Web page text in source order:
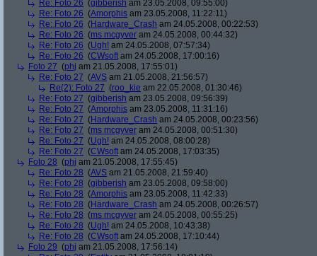
Re: Foto 26 (gibberish am 23.05.2008, 09:55:00)
Re: Foto 26 (Amorphis am 23.05.2008, 11:22:11)
Re: Foto 26 (Hardware_Crash am 24.05.2008, 00:22:53)
Re: Foto 26 (ms mcgyver am 24.05.2008, 00:44:32)
Re: Foto 26 (Ugh! am 24.05.2008, 07:57:34)
Re: Foto 26 (CWsoft am 24.05.2008, 17:00:16)
Foto 27 (phj am 21.05.2008, 17:55:01)
Re: Foto 27 (AVS am 21.05.2008, 21:56:57)
Re(2): Foto 27 (roo_kie am 22.05.2008, 01:30:46)
Re: Foto 27 (gibberish am 23.05.2008, 09:56:39)
Re: Foto 27 (Amorphis am 23.05.2008, 11:31:16)
Re: Foto 27 (Hardware_Crash am 24.05.2008, 00:23:56)
Re: Foto 27 (ms mcgyver am 24.05.2008, 00:51:30)
Re: Foto 27 (Ugh! am 24.05.2008, 08:00:28)
Re: Foto 27 (CWsoft am 24.05.2008, 17:03:35)
Foto 28 (phj am 21.05.2008, 17:55:45)
Re: Foto 28 (AVS am 21.05.2008, 21:59:40)
Re: Foto 28 (gibberish am 23.05.2008, 09:58:00)
Re: Foto 28 (Amorphis am 23.05.2008, 11:42:33)
Re: Foto 28 (Hardware_Crash am 24.05.2008, 00:26:57)
Re: Foto 28 (ms mcgyver am 24.05.2008, 00:55:25)
Re: Foto 28 (Ugh! am 24.05.2008, 10:43:38)
Re: Foto 28 (CWsoft am 24.05.2008, 17:10:44)
Foto 29 (phj am 21.05.2008, 17:56:14)